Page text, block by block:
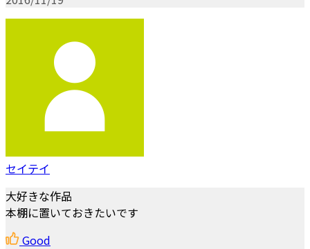
セイテイ
大好きな作品
本棚に置いておきたいです
Good